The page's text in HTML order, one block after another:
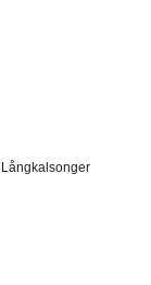
Långkalsonger